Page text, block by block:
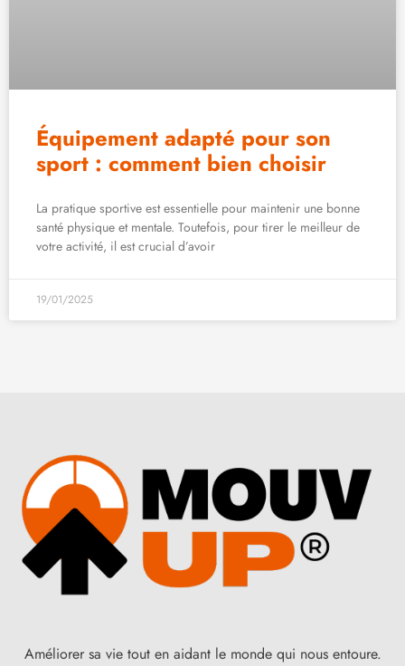
Équipement adapté pour son
sport : comment bien choisir
La pratique sportive est essentielle pour maintenir une bonne
santé physique et mentale. Toutefois, pour tirer le meilleur de
votre activité, il est crucial d’avoir
19/01/2025
Améliorer sa vie tout en aidant le monde qui nous entoure.